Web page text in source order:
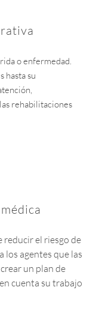
o enfermedad.
hasta su
rehabilitaciones
reducir el riesgo de
los agentes que las
un plan de
cuenta su trabajo